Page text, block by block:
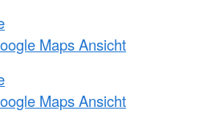
Maps Ansicht
Maps Ansicht